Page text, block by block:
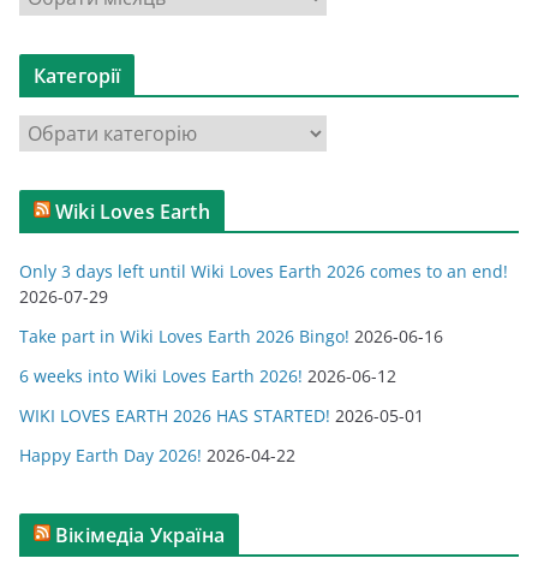
х
в
Категорії
т
о
р
ї
Wiki Loves Earth
Only 3 days left until Wiki Loves Earth 2026 comes to an end!
2026-07-29
Take part in Wiki Loves Earth 2026 Bingo! 2026-06-16
6 weeks into Wiki Loves Earth 2026! 2026-06-12
WIKI LOVES EARTH 2026 HAS STARTED! 2026-05-01
Happy Earth Day 2026! 2026-04-22
Вікімедіа Україна